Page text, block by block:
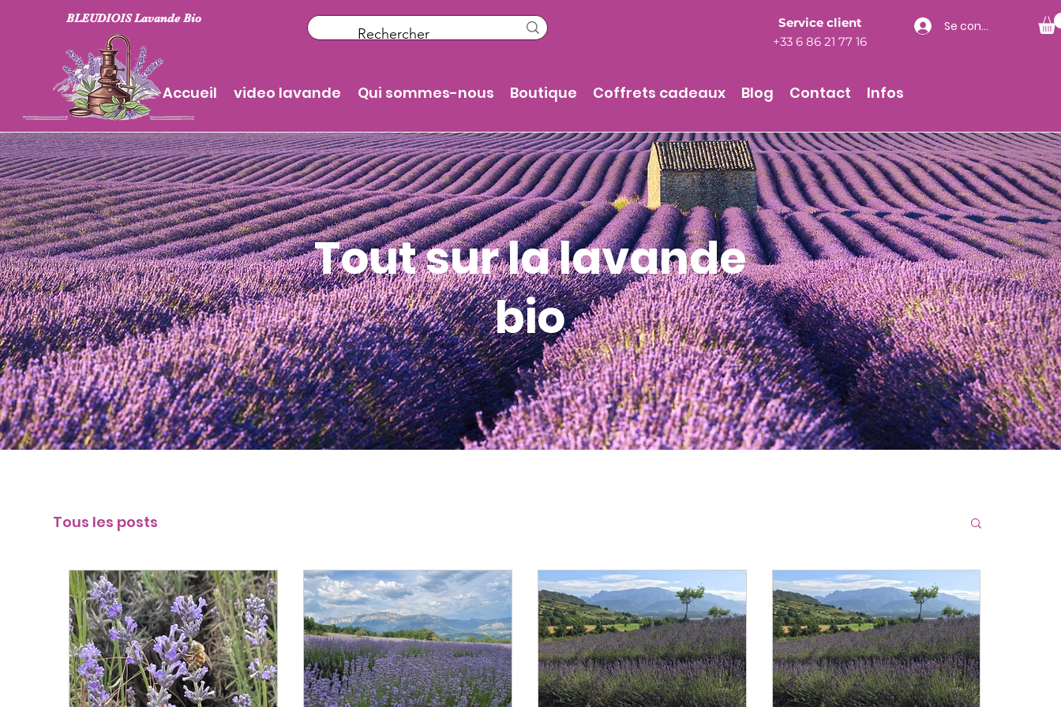
BLEUDIOIS Lavande Bio
Service client
+33 6 86 21 77 16
Se connecter
Accueil video lavande Qui sommes-nous Boutique Coffrets cadeaux Blog Contact Infos
Tout sur la lavande
bio
Tous les posts